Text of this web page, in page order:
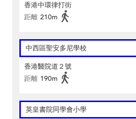
香港中環律打街
距離 210m
中西區聖安多尼學校
香港醫院道２號
距離 190m
英皇書院同學會小學